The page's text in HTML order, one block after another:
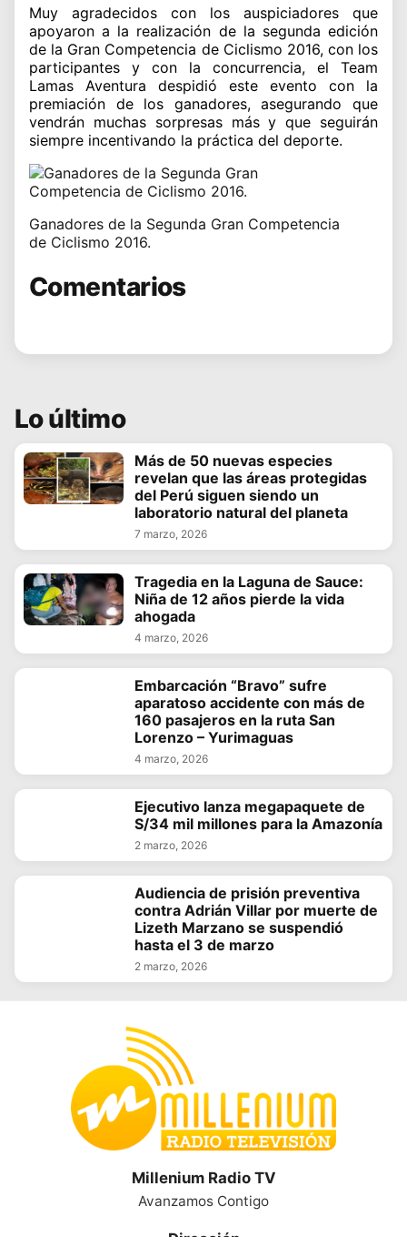
Muy agradecidos con los auspiciadores que
apoyaron a la realización de la segunda edición
de la Gran Competencia de Ciclismo 2016, con los
participantes y con la concurrencia, el Team
Lamas Aventura despidió este evento con la
premiación de los ganadores, asegurando que
vendrán muchas sorpresas más y que seguirán
siempre incentivando la práctica del deporte.
Ganadores de la Segunda Gran Competencia
de Ciclismo 2016.
Comentarios
Lo último
Más de 50 nuevas especies
revelan que las áreas protegidas
del Perú siguen siendo un
laboratorio natural del planeta
7 marzo, 2026
Tragedia en la Laguna de Sauce:
Niña de 12 años pierde la vida
ahogada
4 marzo, 2026
Embarcación “Bravo” sufre
aparatoso accidente con más de
160 pasajeros en la ruta San
Lorenzo – Yurimaguas
4 marzo, 2026
Ejecutivo lanza megapaquete de
S/34 mil millones para la Amazonía
2 marzo, 2026
Audiencia de prisión preventiva
contra Adrián Villar por muerte de
Lizeth Marzano se suspendió
hasta el 3 de marzo
2 marzo, 2026
Millenium Radio TV
Avanzamos Contigo